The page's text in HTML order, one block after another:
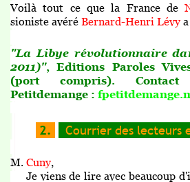
Voilà tout ce que la France de
sioniste avéré Bernard-Henri Lévya
"La Libye révolutionnaire
2011)", Editions Paroles
(port compris). Contact
Petitdemange :
2. Courrier des lecteurs
M. Cuny,
Je viens de lire avec beaucoup